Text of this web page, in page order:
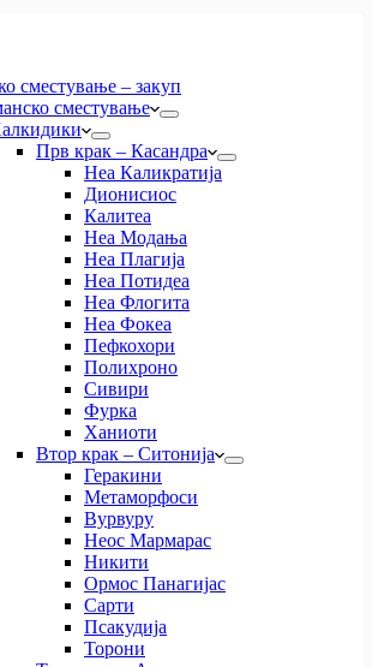
сместување – закуп
сместување
Прв крак – Касандра
Неа Каликратија
Дионисиос
Калитеа
Неа Модања
Неа Плагија
Неа Потидеа
Неа Флогита
Неа Фокеа
Пефкохори
Полихроно
Сивири
Фурка
Ханиоти
Втор крак – Ситонија
Геракини
Метаморфоси
Вурвуру
Неос Мармарас
Никити
Ормос Панагијас
Сарти
Псакудија
Торони